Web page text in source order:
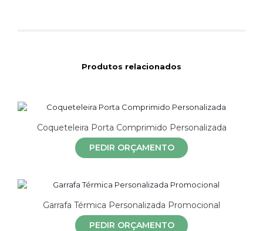
Produtos relacionados
Coqueteleira Porta Comprimido Personalizada
PEDIR ORÇAMENTO
Garrafa Térmica Personalizada Promocional
PEDIR ORÇAMENTO